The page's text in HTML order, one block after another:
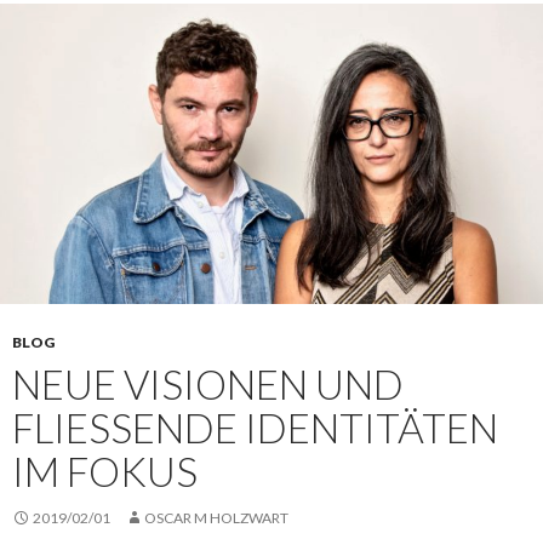
BLOG
NEUE VISIONEN UND
FLIESSENDE IDENTITÄTEN I
M FOKUS
2019/02/01 OSCAR M HOLZWART